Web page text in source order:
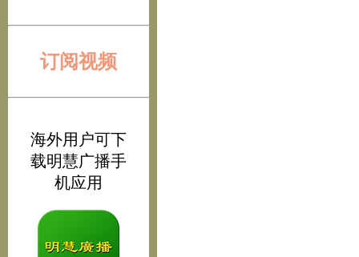
订阅视频
海外用户可下
载明慧广播手
机应用